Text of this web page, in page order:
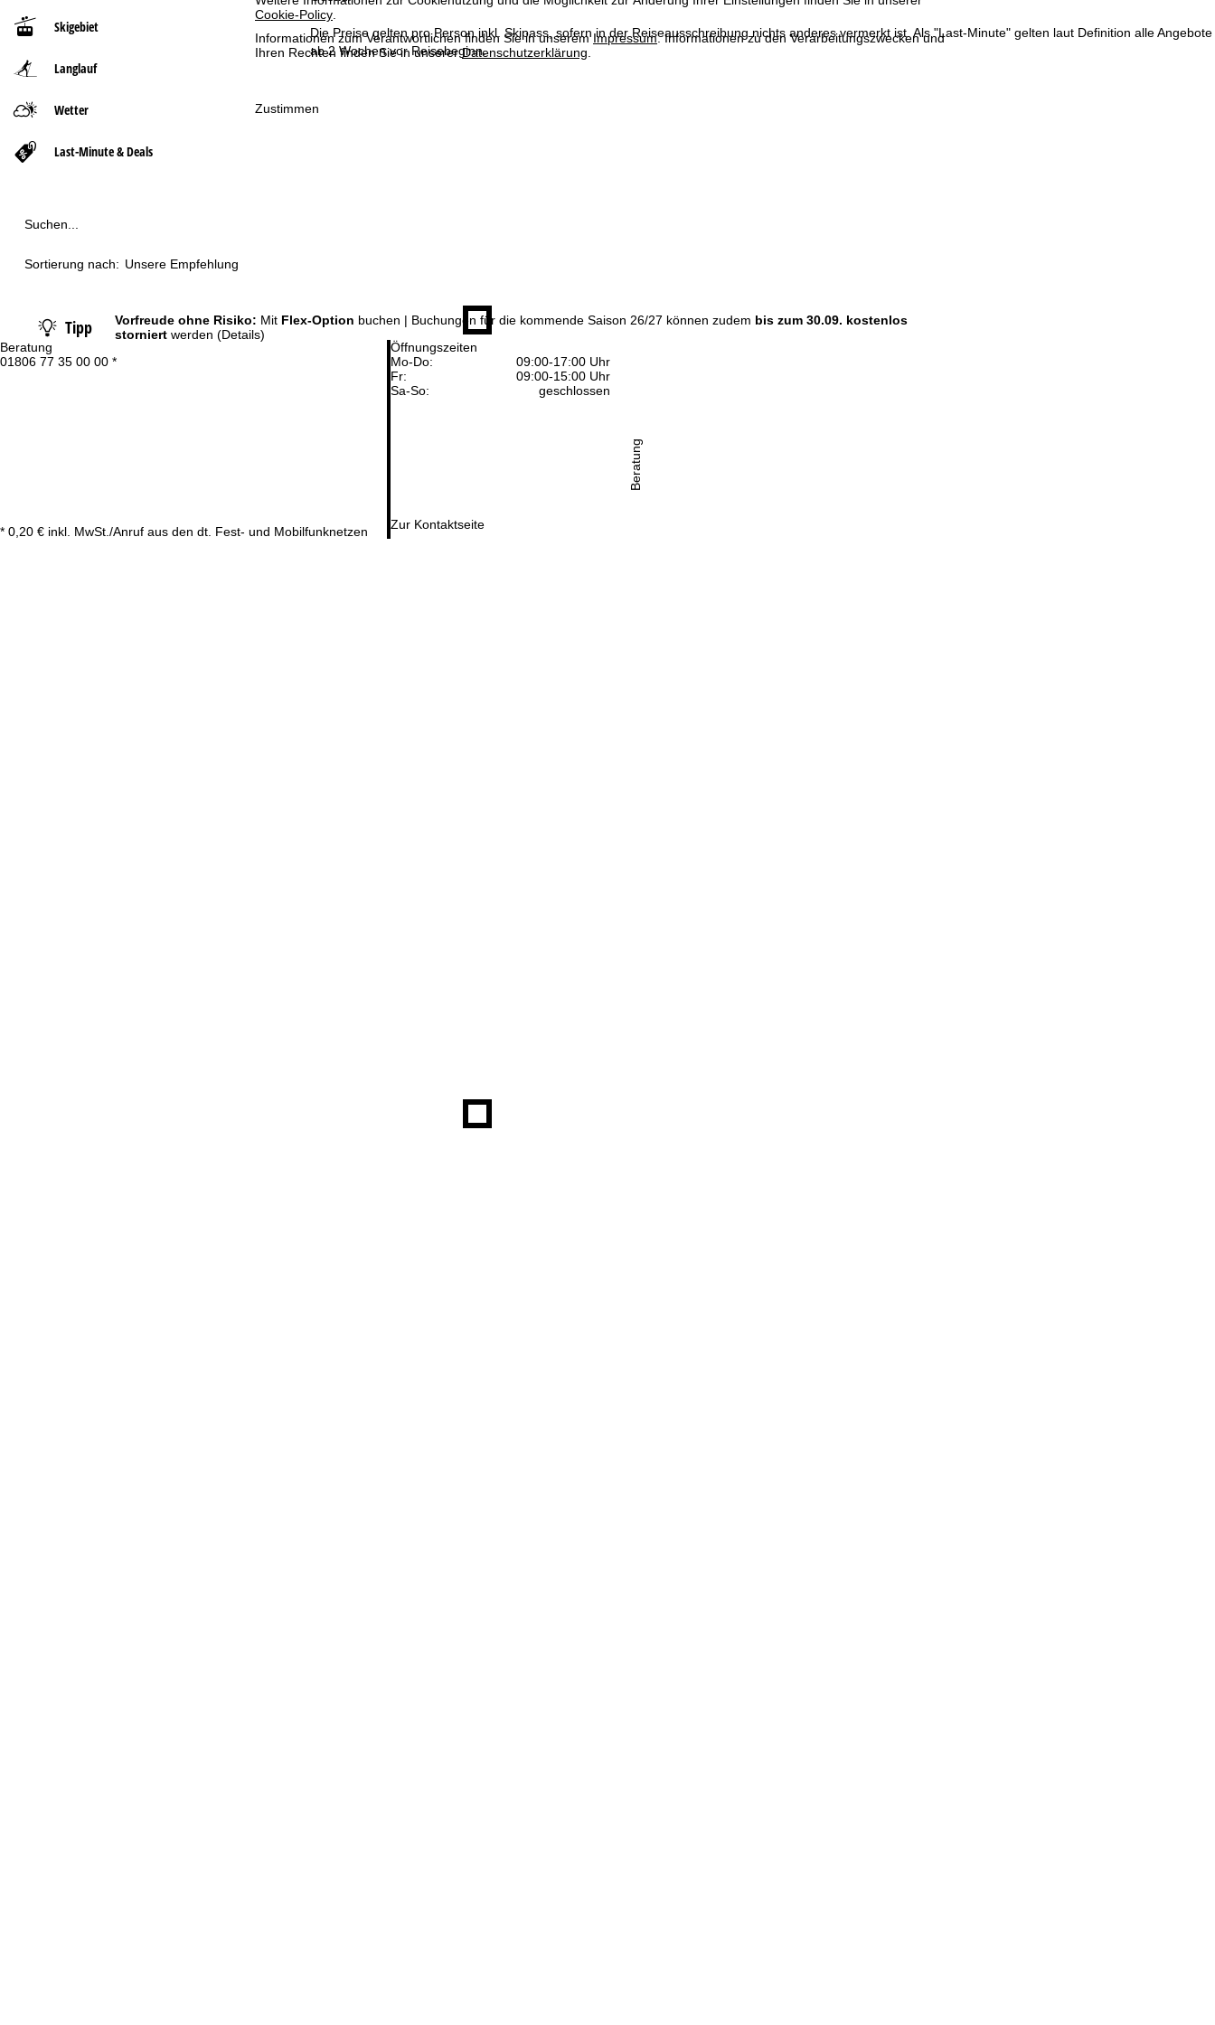
Cookie-Policy
Informationen zum Verantwortlichen finden Sie in unseremImpressum. Informationen zu den Verarbeitungszwecken und
Ihren Rechten finden Sie in unsererDatenschutzerklärung
Zustimmen
Beratung
01806 77 35 00 00 *
* 0,20 € inkl. MwSt./Anruf aus den dt. Fest- und Mobilfunknetzen
Öffnungszeiten
Mo-Do:
09:00-17:00 Uhr
Fr:
09:00-15:00 Uhr
Sa-So:
geschlossen
Zur Kontaktseite
Beratung
Skigebiet
Langlauf
Wetter
Last-Minute & Deals
t
Die Preise gelten pro Person inkl. Skipass, sofern in der Reiseausschreibung nichts anderes vermerkt ist. Als "Last-Minute" gelten laut Definition alle Angebote
ab 2 Wochen vor Reisebeginn.
Suchen...
Sortierung nach: Unsere Empfehlung
Tipp Vorfreude ohne Risiko: Mit Flex-Option buchen | Buchungen für die kommende Saison 26/27 können zudem bis zum 30.09. kostenlos
storniertwerden (Details)